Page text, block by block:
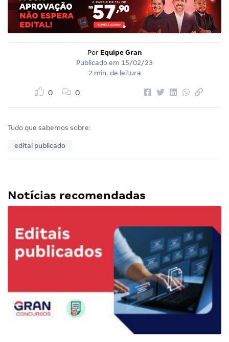
Por Equipe Gran
Publicado em 15/02/23
2 min. de leitura
0 0
Tudo que sabemos sobre:
edital publicado
Notícias recomendadas